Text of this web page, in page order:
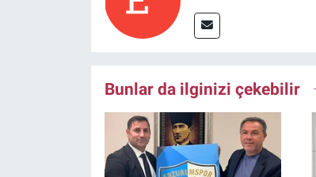
Bunlar da ilginizi çekebilir